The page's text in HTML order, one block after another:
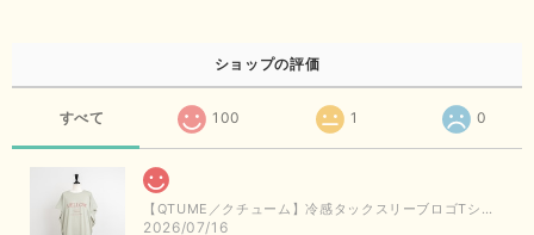
ショップの評価
すべて 100 1 0
【QTUME／クチューム】冷感タックスリーブロゴTシャツ（ライトグレー）
2026/07/16